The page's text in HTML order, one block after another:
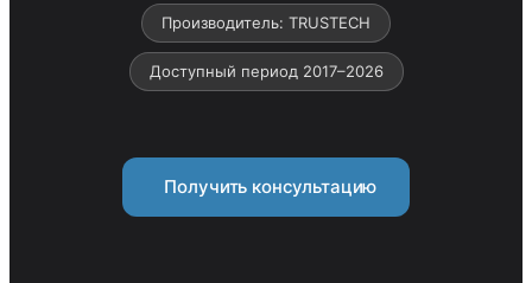
Производитель: TRUSTECH
Доступный период 2017–2026
Получить консультацию